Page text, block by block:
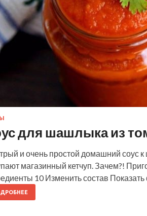
для шашлыка из
и очень простой домашний
магазинный кетчуп. Зачем?!
10 Изменить состав